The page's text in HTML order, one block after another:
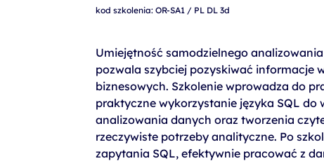
szkolenia dla produkcji
szkolenia Broadcom
szkolenia SAP
szkolenia SAS
formuły szkoleń MS
kod szkolenia: OR-SA1 / PL DL 3d
Umiejętność samodzielnego
pozwala szybciej pozyskiwać informacje
biznesowych. Szkolenie wprowadza do
praktyczne wykorzystanie języka SQL
analizowania danych oraz tworzenia
rzeczywiste potrzeby analityczne. Po
zapytania SQL, efektywnie pracować z